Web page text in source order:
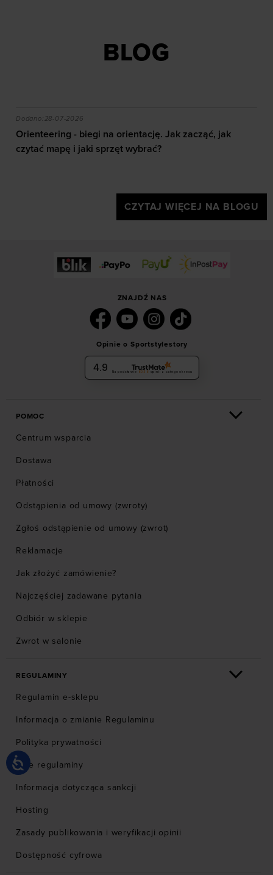
BLOG
efekty daje trening?
Orienteering - biegi na orientację. Jak zacząć, jak
Dodano:28-07-2026
Orienteering - biegi na orientację. Jak zacząć, jak
czytać mapę i jaki sprzęt wybrać?
CZYTAJ WIĘCEJ NA BLOGU
ZNAJDŹ NAS
Opinie o Sportstylestory
4.9 Na podstawie 6036 opinii z całego okresu
POMOC
Centrum wsparcia
Dostawa
Płatności
Odstąpienia od umowy (zwroty)
Zgłoś odstąpienie od umowy (zwrot)
Reklamacje
Jak złożyć zamówienie?
Najczęściej zadawane pytania
Odbiór w sklepie
Zwrot w salonie
REGULAMINY
Regulamin e-sklepu
Informacja o zmianie Regulaminu
Polityka prywatności
Inne regulaminy
Informacja dotycząca sankcji
Hosting
Zasady publikowania i weryfikacji opinii
Dostępność cyfrowa